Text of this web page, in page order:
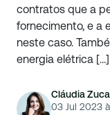
contratos que a
fornecimento, e a
neste caso.
energia elétrica […]
Cláudia
03 Jul 2023